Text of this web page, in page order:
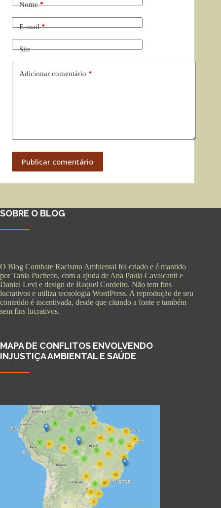
Nome*
E-mail*
Site
Adicionar comentário *
Publicar comentário
SOBRE O BLOG
O Blog Combate Racismo Ambiental foi criado e é mantido
por Tania Pacheco, com a ajuda de Ana Paula Cavalcanti e
Daniel Levi e design de Raquel Cordeiro. Não tem fins
lucrativos e utiliza tecnologia WordPress. A reprodução de seu
conteúdo é incentivada, desde que citando a fonte e também
sem fins lucrativos.
MAPA DE CONFLITOS ENVOLVENDO
INJUSTIÇA AMBIENTAL E SAÚDE